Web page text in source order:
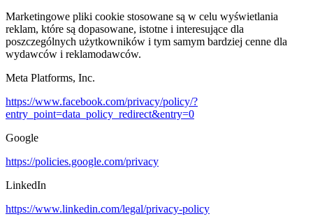
Marketingowe pliki cookie stosowane są w celu wyświetlania
reklam, które są dopasowane, istotne i interesujące dla
poszczególnych użytkowników i tym samym bardziej cenne dla
wydawców i reklamodawców.
Meta Platforms, Inc.
https://www.facebook.com/privacy/policy/?
entry_point=data_policy_redirect&entry=0
Google
https://policies.google.com/privacy
LinkedIn
https://www.linkedin.com/legal/privacy-policy